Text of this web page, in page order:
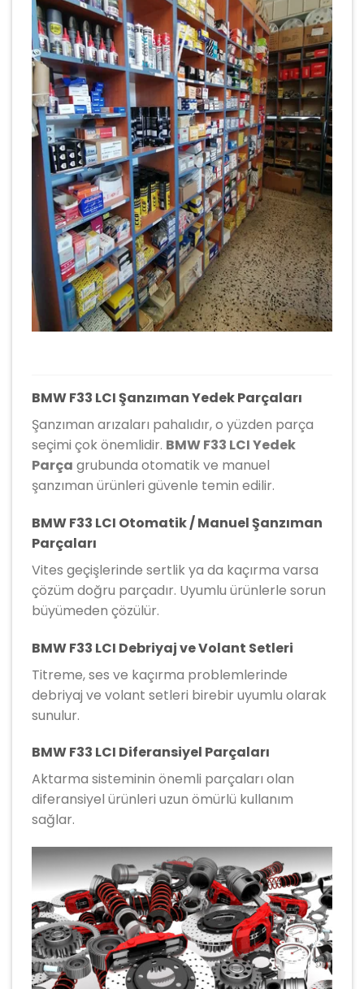
BMW F33 LCI Şanzıman Yedek Parçaları
Şanzıman arızaları pahalıdır, o yüzden parça
seçimi çok önemlidir. BMW F33 LCI Yedek
Parça grubunda otomatik ve manuel
şanzıman ürünleri güvenle temin edilir.
BMW F33 LCI Otomatik / Manuel Şanzıman
Parçaları
Vites geçişlerinde sertlik ya da kaçırma varsa
çözüm doğru parçadır. Uyumlu ürünlerle sorun
büyümeden çözülür.
BMW F33 LCI Debriyaj ve Volant Setleri
Titreme, ses ve kaçırma problemlerinde
debriyaj ve volant setleri birebir uyumlu olarak
sunulur.
BMW F33 LCI Diferansiyel Parçaları
Aktarma sisteminin önemli parçaları olan
diferansiyel ürünleri uzun ömürlü kullanım
sağlar.